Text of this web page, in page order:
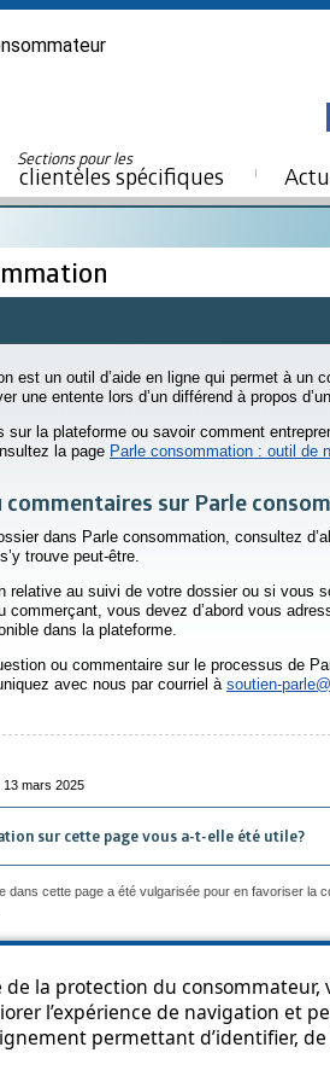
la protection du consommateur,
l’expérience de navigation et
permettant d’identifier,
Sections pour les
clientèles spécifiques
est un outil d’aide en ligne qui permet à un
une entente lors d’un différend à propos
sur la plateforme ou savoir comment
la page Parle consommation : outil de
commentaires sur Parle
dans Parle consommation, consultez
trouve peut-être.
relative au suivi de votre dossier ou si vous
commerçant, vous devez d’abord vous
dans la plateforme.
ou commentaire sur le processus de
avec nous par courriel à soutien-
13 mars 2025
sur cette page vous a-t-elle été utile?
dans cette page a été vulgarisée pour en favoriser la
de confidentialité Diffusion de